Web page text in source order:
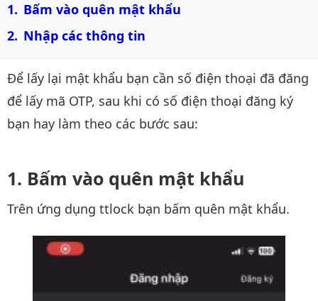
Bấm vào quên mật khẩu
Nhập các thông tin
Để lấy lại mật khẩu bạn cần số điện thoại đã đăng
để lấy mã OTP, sau khi có số điện thoại đăng ký
bạn hay làm theo các bước sau:
Bấm vào quên mật khẩu
Trên ứng dụng ttlock bạn bấm quên mật khẩu.